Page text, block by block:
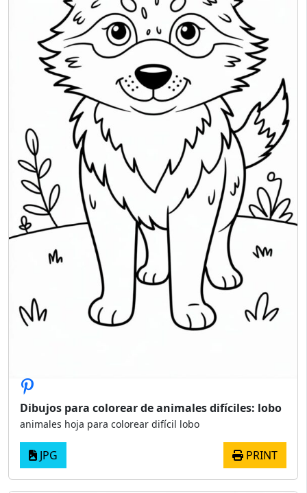
Dibujos para colorear de animales difíciles: lobo
animales hoja para colorear difícil lobo
JPG PRINT